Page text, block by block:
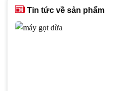
Tin tức về sản phẩm